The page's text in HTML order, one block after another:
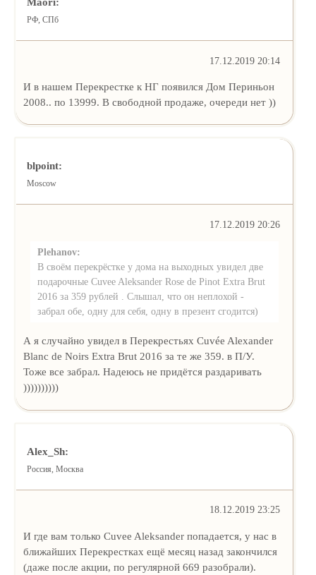
РФ, СПб
17.12.2019 20:14
И в нашем Перекрестке к НГ появился Дом Периньон
2008.. по 13999. В свободной продаже, очереди нет ))
blpoint:
Moscow
17.12.2019 20:26
Plehanov:
В своём перекрёстке у дома на выходных увидел две
подарочные Cuvee Aleksander Rose de Pinot Extra Brut
2016 за 359 рублей . Слышал, что он неплохой -
забрал обе, одну для себя, одну в презент сгодится)
А я случайно увидел в Перекрестьях Cuvée Alexander
Blanc de Noirs Extra Brut 2016 за те же 359. в П/У.
Тоже все забрал. Надеюсь не придётся раздаривать
))))))))))
Alex_Sh:
Россия, Москва
18.12.2019 23:25
И где вам только Cuvee Aleksander попадается, у нас в
ближайших Перекрестках ещё месяц назад закончился
(даже после акции, по регулярной 669 разобрали).